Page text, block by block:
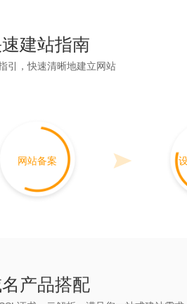
建站指南
引，快速清晰地建立网站
网站备案
产品搭配